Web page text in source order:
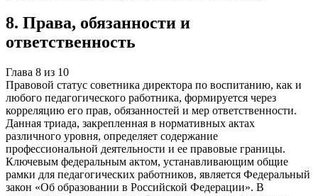
8. Права, обязанности и
ответственность
Глава 8 из 10
Правовой статус советника директора по воспитанию, как и
любого педагогического работника, формируется через
корреляцию его прав, обязанностей и мер ответственности.
Данная триада, закрепленная в нормативных актах
различного уровня, определяет содержание
профессиональной деятельности и ее правовые границы.
Ключевым федеральным актом, устанавливающим общие
рамки для педагогических работников, является Федеральный
закон «Об образовании в Российской Федерации». В